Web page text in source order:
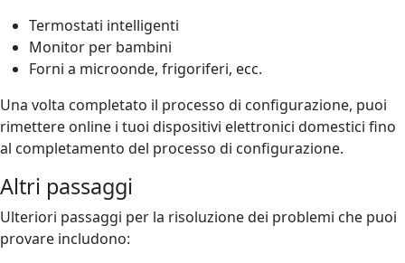
Termostati intelligenti
Monitor per bambini
Forni a microonde, frigoriferi, ecc.
Una volta completato il processo di configurazione, puoi
rimettere online i tuoi dispositivi elettronici domestici fino
al completamento del processo di configurazione.
Altri passaggi
Ulteriori passaggi per la risoluzione dei problemi che puoi
provare includono: